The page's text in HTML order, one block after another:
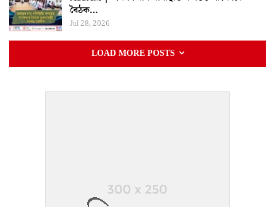
বৈঠক…
Jul 28, 2026
LOAD MORE POSTS